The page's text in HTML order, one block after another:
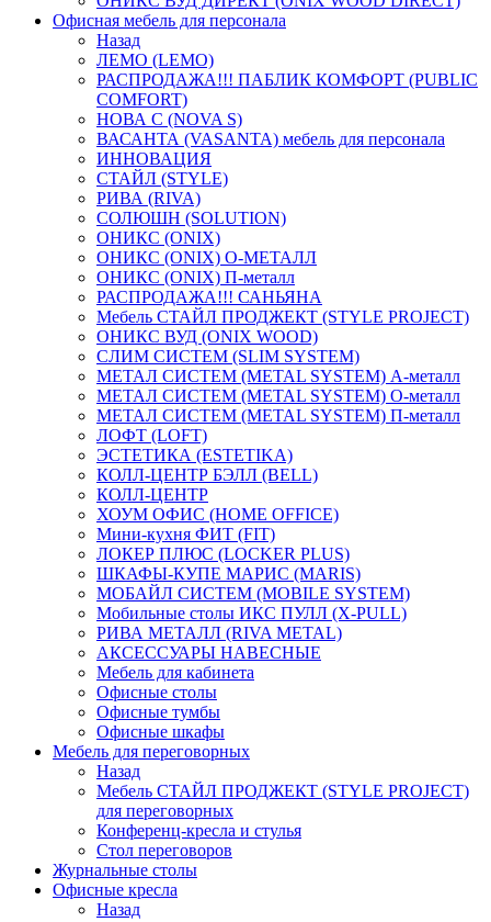
Офисная мебель для персонала
Назад
ЛЕМО (LEMO)
РАСПРОДАЖА!!! ПАБЛИК КОМФОРТ (PUBLIC
COMFORT)
НОВА С (NOVA S)
ВАСАНТА (VASANTA) мебель для персонала
ИННОВАЦИЯ
СТАЙЛ (STYLE)
РИВА (RIVA)
СОЛЮШН (SOLUTION)
ОНИКС (ONIX)
ОНИКС (ONIX) O-МЕТАЛЛ
ОНИКС (ONIX) П-металл
РАСПРОДАЖА!!! САНЬЯНА
Мебель СТАЙЛ ПРОДЖЕКТ (STYLE PROJECT)
ОНИКС ВУД (ONIX WOOD)
СЛИМ СИСТЕМ (SLIM SYSTEM)
МЕТАЛ СИСТЕМ (METAL SYSTEM) А-металл
МЕТАЛ СИСТЕМ (METAL SYSTEM) О-металл
МЕТАЛ СИСТЕМ (METAL SYSTEM) П-металл
ЛОФТ (LOFT)
ЭСТЕТИКА (ESTETIKA)
КОЛЛ-ЦЕНТР БЭЛЛ (BELL)
КОЛЛ-ЦЕНТР
ХОУМ ОФИС (HOME OFFICE)
Мини-кухня ФИТ (FIT)
ЛОКЕР ПЛЮС (LOCKER PLUS)
ШКАФЫ-КУПЕ МАРИС (MARIS)
МОБАЙЛ СИСТЕМ (MOBILE SYSTEM)
Мобильные столы ИКС ПУЛЛ (X-PULL)
РИВА МЕТАЛЛ (RIVA METAL)
АКСЕССУАРЫ НАВЕСНЫЕ
Мебель для кабинета
Офисные столы
Офисные тумбы
Офисные шкафы
Мебель для переговорных
Назад
Мебель СТАЙЛ ПРОДЖЕКТ (STYLE PROJECT)
для переговорных
Конференц-кресла и стулья
Стол переговоров
Журнальные столы
Офисные кресла
Назад